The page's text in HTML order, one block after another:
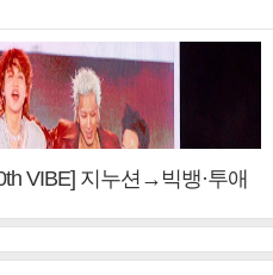
VIBE] 지누션→빅뱅·투애